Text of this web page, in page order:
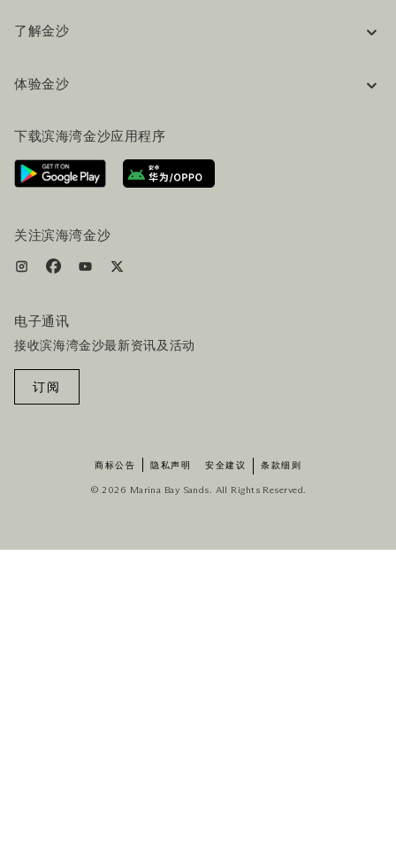
了解金沙
工作机会
联系我们
体验金沙
行程规划
路线指引
服务设施
下载滨海湾金沙应用程序
关注滨海湾金沙
电子通讯
接收滨海湾金沙最新资讯及活动
订阅
商标公告 隐私声明 安全建议 条款细则
© 2026 Marina Bay Sands. All Rights Reserved.